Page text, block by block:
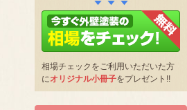
相場チェックをご利用いただいた方
にオリジナル小冊子をプレゼント!!